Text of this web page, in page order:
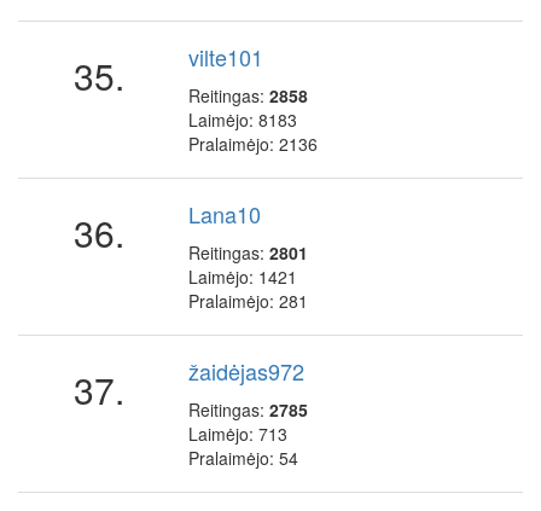
35. vilte101
Reitingas: 2858
Laimėjo: 8183
Pralaimėjo: 2136
36. Lana10
Reitingas: 2801
Laimėjo: 1421
Pralaimėjo: 281
37. žaidėjas972
Reitingas: 2785
Laimėjo: 713
Pralaimėjo: 54